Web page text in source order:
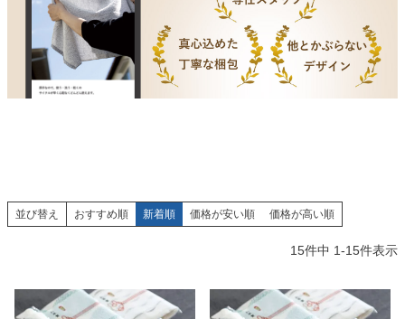
並び替え おすすめ順 新着順 価格が安い順 価格が高い順
15件中 1-15件表示